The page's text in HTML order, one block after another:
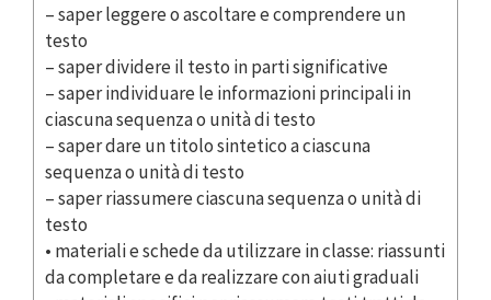
– saper leggere o ascoltare e comprendere un
testo
– saper dividere il testo in parti significative
– saper individuare le informazioni principali in
ciascuna sequenza o unità di testo
– saper dare un titolo sintetico a ciascuna
sequenza o unità di testo
– saper riassumere ciascuna sequenza o unità di
testo
• materiali e schede da utilizzare in classe: riassunti
da completare e da realizzare con aiuti graduali